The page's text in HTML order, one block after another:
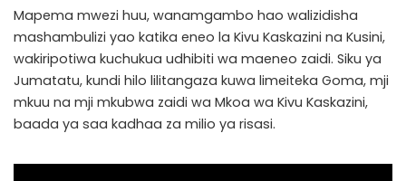
Mapema mwezi huu, wanamgambo hao walizidisha
mashambulizi yao katika eneo la Kivu Kaskazini na Kusini,
wakiripotiwa kuchukua udhibiti wa maeneo zaidi. Siku ya
Jumatatu, kundi hilo lilitangaza kuwa limeiteka Goma, mji
mkuu na mji mkubwa zaidi wa Mkoa wa Kivu Kaskazini,
baada ya saa kadhaa za milio ya risasi.